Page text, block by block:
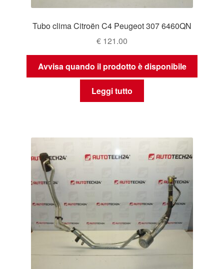
Tubo clima Citroën C4 Peugeot 307 6460QN
€ 121.00
Avvisa quando il prodotto è disponibile
Leggi tutto